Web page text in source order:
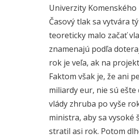
Univerzity Komenského
Časový tlak sa vytvára
teoreticky malo začať
znamenajú podľa
rok je veľa, ak na
Faktom však je, že ani
miliardy eur, nie sú
vlády zhruba po vyše
ministra, aby sa vysoké
stratil asi rok. Potom